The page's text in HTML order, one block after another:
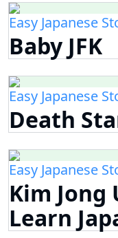
Easy Japanese
Baby JFK
Easy Japanese
Death
Easy Japanese
Kim Jong
Learn